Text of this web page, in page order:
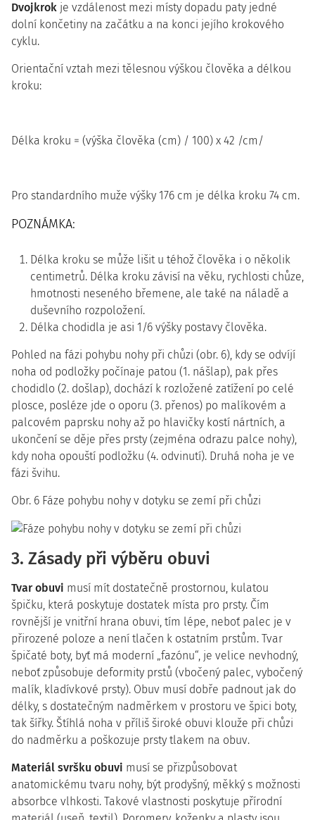
Dvojkrok je vzdálenost mezi místy dopadu paty jedné
dolní končetiny na začátku a na konci jejího krokového
cyklu.
Orientační vztah mezi tělesnou výškou člověka a délkou
kroku:
Délka kroku = (výška člověka (cm) / 100) x 42 /cm/
Pro standardního muže výšky 176 cm je délka kroku 74 cm.
POZNÁMKA:
Délka kroku se může lišit u téhož člověka i o několik
centimetrů. Délka kroku závisí na věku, rychlosti chůze,
hmotnosti neseného břemene, ale také na náladě a
duševního rozpoložení.
Délka chodidla je asi 1/6 výšky postavy člověka.
Pohled na fázi pohybu nohy při chůzi (obr. 6), kdy se odvíjí
noha od podložky počínaje patou (1. nášlap), pak přes
chodidlo (2. došlap), dochází k rozložené zatížení po celé
plosce, posléze jde o oporu (3. přenos) po malíkovém a
palcovém paprsku nohy až po hlavičky kostí nártních, a
ukončení se děje přes prsty (zejména odrazu palce nohy),
kdy noha opouští podložku (4. odvinutí). Druhá noha je ve
fázi švihu.
Obr. 6 Fáze pohybu nohy v dotyku se zemí při chůzi
3. Zásady při výběru obuvi
Tvar obuvi musí mít dostatečně prostornou, kulatou
špičku, která poskytuje dostatek místa pro prsty. Čím
rovnější je vnitřní hrana obuvi, tím lépe, neboť palec je v
přirozené poloze a není tlačen k ostatním prstům. Tvar
špičaté boty, byť má moderní „fazónu“, je velice nevhodný,
neboť způsobuje deformity prstů (vbočený palec, vybočený
malík, kladívkové prsty). Obuv musí dobře padnout jak do
délky, s dostatečným nadměrkem v prostoru ve špici boty,
tak šířky. Štíhlá noha v příliš široké obuvi klouže při chůzi
do nadměrku a poškozuje prsty tlakem na obuv.
Materiál svršku obuvi musí se přizpůsobovat
anatomickému tvaru nohy, být prodyšný, měkký s možnosti
absorbce vlhkosti. Takové vlastnosti poskytuje přírodní